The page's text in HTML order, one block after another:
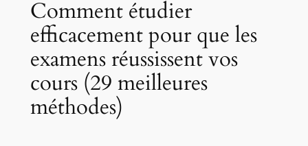
Comment étudier
efficacement pour que les
examens réussissent vos
cours (29 meilleures
méthodes)